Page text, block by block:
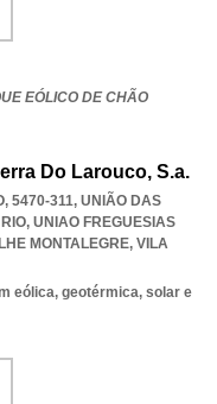
EÓLICO DE CHÃO
Do Larouco, S.a.
5470-311, UNIÃO DAS
, UNIAO FREGUESIAS
MONTALEGRE, VILA
eólica, geotérmica, solar e